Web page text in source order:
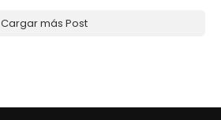
Cargar más Post